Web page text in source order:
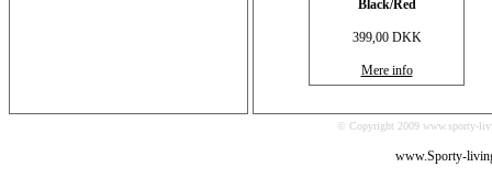
Black/Red
399,00 DKK
Mere info
© Copyright 2009 www.sporty-
www.Sporty-